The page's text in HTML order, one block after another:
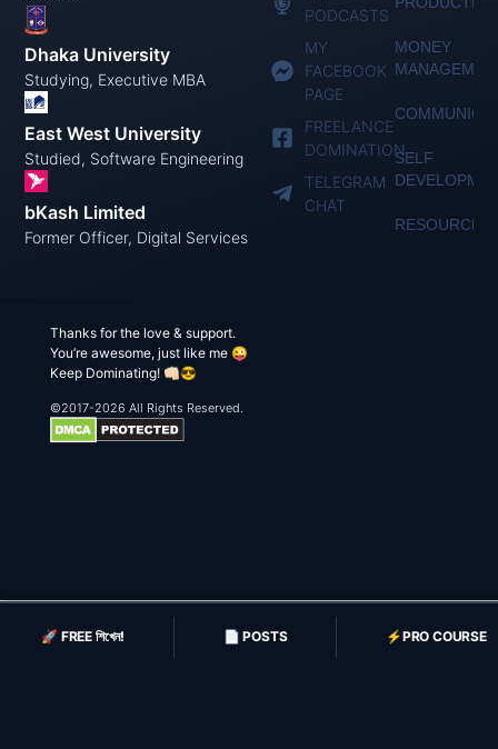
🚀 FREE শিখেন! 📄 POSTS ⚡️PRO COURSE
Dhaka University
Studying, Executive MBA
East West University
Studied, Software Engineering
bKash Limited
Former Officer, Digital Services
PODCASTS
MY
FACEBOOK
PAGE
FREELANCE
DOMINATION
TELEGRAM
CHAT
MONEY
SELF
RESOURCES
Thanks for the love & support.
You’re awesome, just like me 😜
Keep Dominating! 👊🏻😎
©2017-2026 All Rights Reserved.